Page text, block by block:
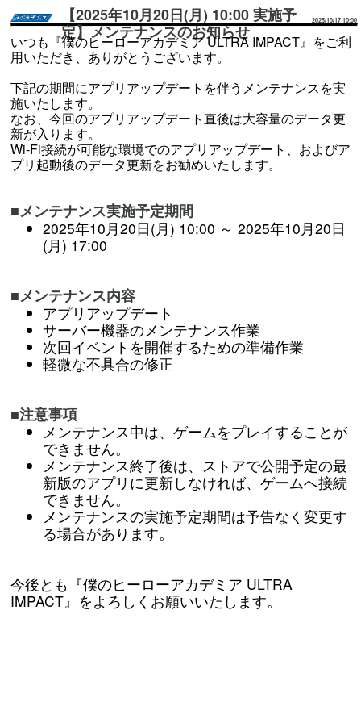
【2025年10月20日(月) 10:00 実施予
定】メンテナンスのお知らせ
2025/10/17 10:00
いつも『僕のヒーローアカデミア ULTRA IMPACT』をご利
用いただき、ありがとうございます。
下記の期間にアプリアップデートを伴うメンテナンスを実
施いたします。
なお、今回のアプリアップデート直後は大容量のデータ更
新が入ります。
Wi-Fi接続が可能な環境でのアプリアップデート、およびア
プリ起動後のデータ更新をお勧めいたします。
■メンテナンス実施予定期間
2025年10月20日(月) 10:00 ～ 2025年10月20日
(月) 17:00
■メンテナンス内容
アプリアップデート
サーバー機器のメンテナンス作業
次回イベントを開催するための準備作業
軽微な不具合の修正
■注意事項
メンテナンス中は、ゲームをプレイすることが
できません。
メンテナンス終了後は、ストアで公開予定の最
新版のアプリに更新しなければ、ゲームへ接続
できません。
メンテナンスの実施予定期間は予告なく変更す
る場合があります。
今後とも『僕のヒーローアカデミア ULTRA
IMPACT』をよろしくお願いいたします。